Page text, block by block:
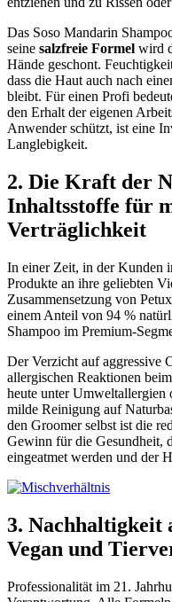
Das Soso Mandarin
seine salzfreie Formel wird
Hände geschont.
dass die Haut auch nach
bleibt. Für einen Profi
den Erhalt der eigenen
Anwender schützt, ist eine
Langlebigkeit.
2. Die Kraft der
Inhaltsstoffe für
Verträglichkeit
In einer Zeit, in der Kunden
Produkte an ihre geliebten
Zusammensetzung von
einem Anteil von 94 %
Shampoo im Premium-
Der Verzicht auf aggressive
allergischen Reaktionen
heute unter Umweltallergien
milde Reinigung auf
den Groomer selbst ist die
Gewinn für die Gesundheit,
eingeatmet werden und der
3. Nachhaltigkeit
Vegan und
Professionalität im 21.